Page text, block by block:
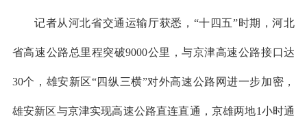
记者从河北省交通运输厅获悉，“十四五”时期，河北
省高速公路总里程突破9000公里，与京津高速公路接口达
30个，雄安新区“四纵三横”对外高速公路网进一步加密，
雄安新区与京津实现高速公路直连直通，京雄两地1小时通